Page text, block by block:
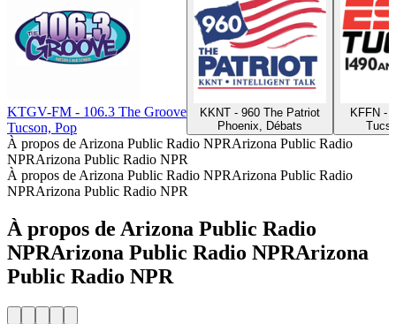
KTGV-FM - 106.3 The Groove
Tucson, Pop
KKNT - 960 The Patriot
Phoenix, Débats
KFFN -
À propos de Arizona Public Radio NPRArizona Public Radio
NPRArizona Public Radio NPR
À propos de Arizona Public Radio NPRArizona Public Radio
NPRArizona Public Radio NPR
À propos de Arizona Public Radio
NPRArizona Public Radio NPRArizona
Public Radio NPR